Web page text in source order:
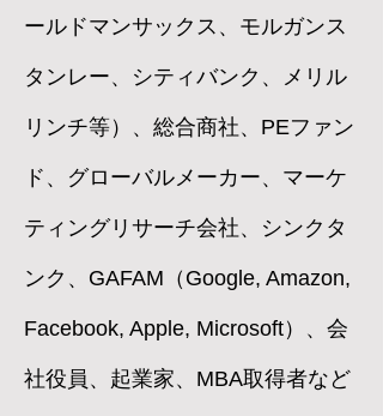
ールドマンサックス、モルガンス
タンレー、シティバンク、メリル
リンチ等）、総合商社、PEファン
ド、グローバルメーカー、マーケ
ティングリサーチ会社、シンクタ
ンク、GAFAM（Google, Amazon,
Facebook, Apple, Microsoft）、会
社役員、起業家、MBA取得者など